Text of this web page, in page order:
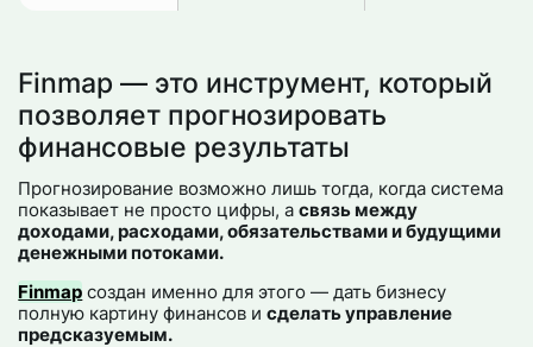
Finmap — это инструмент, который
позволяет прогнозировать
финансовые результаты
Прогнозирование возможно лишь тогда, когда система
показывает не просто цифры, асвязь между
доходами, расходами, обязательствами и будущими
денежными потоками.
Finmap создан именно для этого — дать бизнесу
полную картину финансов исделать управление
предсказуемым.